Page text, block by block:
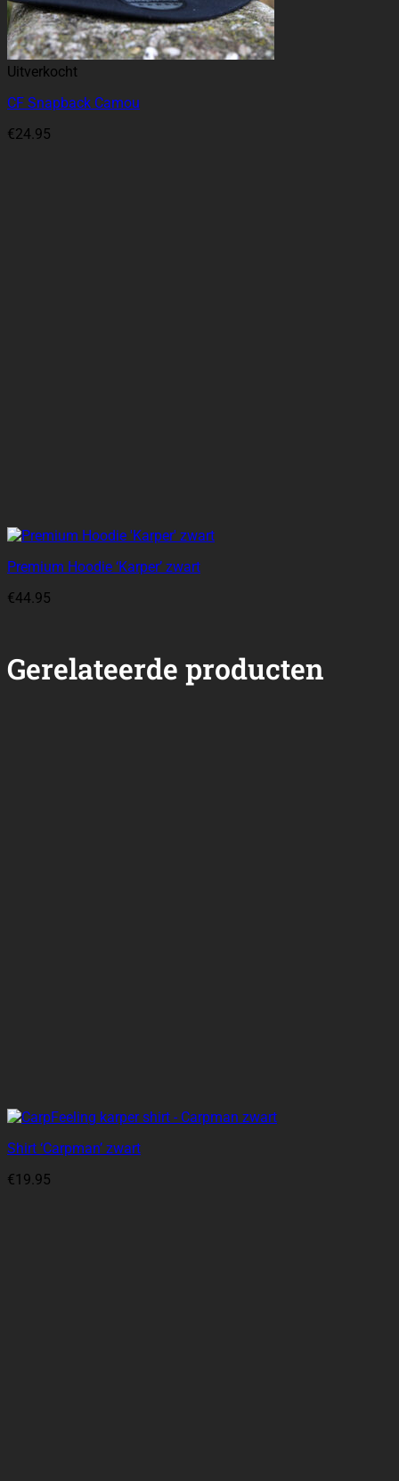
Uitverkocht
CF Snapback Camou
€24.95
Premium Hoodie ‘Karper’ zwart
€44.95
Gerelateerde producten
Shirt ‘Carpman’ zwart
€19.95